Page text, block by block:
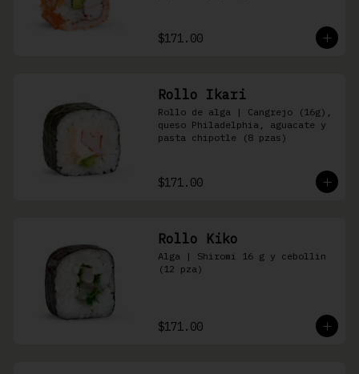
$171.00
Rollo Ikari
Rollo de alga | Cangrejo (16g),
queso Philadelphia, aguacate y
pasta chipotle (8 pzas)
$171.00
Rollo Kiko
Alga | Shiromi 16 g y cebollin
(12 pza)
$171.00